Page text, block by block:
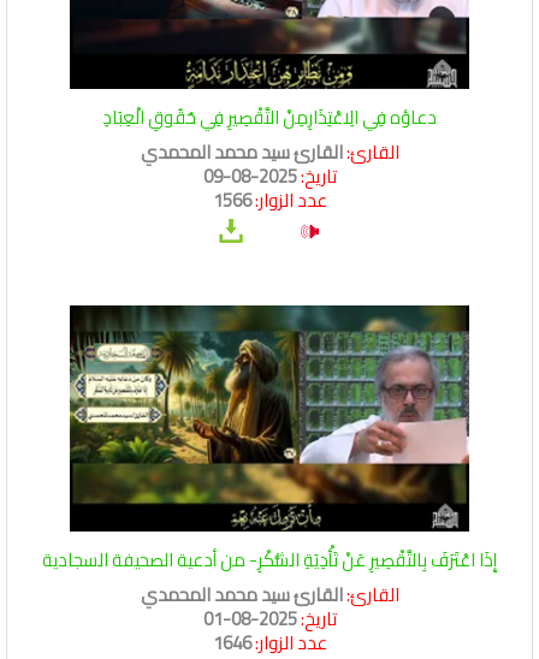
دعاؤه فِي الِاعْتِذَارِمِنْ التَّقْصِيرِ فِي حُقُوقِ الْعِبَادِ
القارئ:القارئ سيد محمد المحمدي
تاريخ:2025-08-09
عدد الزوار:1566
إِذَا اعْتَرَفَ بِالتَّقْصِيرِ عَنْ تَأْدِيَةِ الشُّكْرِ- من أدعية الصحيفة السجادية
القارئ:القارئ سيد محمد المحمدي
تاريخ:2025-08-01
عدد الزوار:1646